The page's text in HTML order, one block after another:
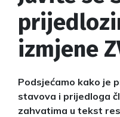
izmjene
Podsjećamo kako je
stavova i prijedloga
zahvatima u tekst